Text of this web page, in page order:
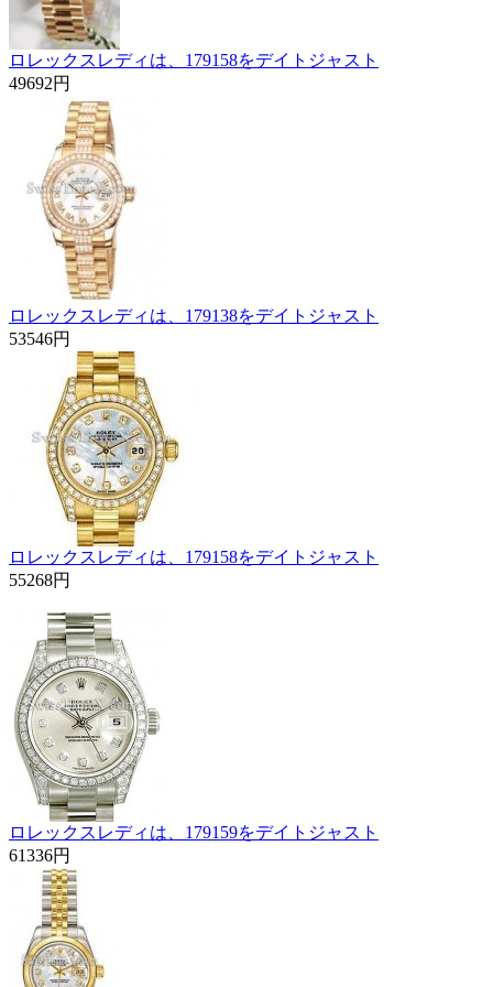
ロレックスレディは、179158をデイトジャスト
49692円
ロレックスレディは、179138をデイトジャスト
53546円
ロレックスレディは、179158をデイトジャスト
55268円
ロレックスレディは、179159をデイトジャスト
61336円